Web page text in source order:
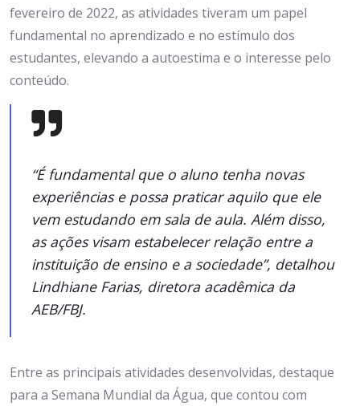
fevereiro de 2022, as atividades tiveram um papel
fundamental no aprendizado e no estímulo dos
estudantes, elevando a autoestima e o interesse pelo
conteúdo.
“É fundamental que o aluno tenha novas
experiências e possa praticar aquilo que ele
vem estudando em sala de aula. Além disso,
as ações visam estabelecer relação entre a
instituição de ensino e a sociedade”, detalhou
Lindhiane Farias, diretora acadêmica da
AEB/FBJ.
Entre as principais atividades desenvolvidas, destaque
para a Semana Mundial da Água, que contou com